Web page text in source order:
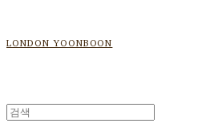
LONDON YOONBOON